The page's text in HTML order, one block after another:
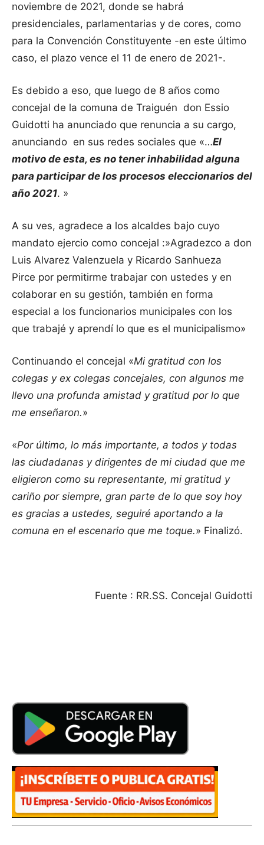
noviembre de 2021, donde se habrá
presidenciales, parlamentarias y de cores, como
para la Convención Constituyente -en este último
caso, el plazo vence el 11 de enero de 2021-.
Es debido a eso, que luego de 8 años como
concejal de la comuna de Traiguén don Essio
Guidotti ha anunciado que renuncia a su cargo,
anunciando en sus redes sociales que «…El
motivo de esta, es no tener inhabilidad alguna
para participar de los procesos eleccionarios del
año 2021. »
A su ves, agradece a los alcaldes bajo cuyo
mandato ejercio como concejal :»Agradezco a don
Luis Alvarez Valenzuela y Ricardo Sanhueza
Pirce por permitirme trabajar con ustedes y en
colaborar en su gestión, también en forma
especial a los funcionarios municipales con los
que trabajé y aprendí lo que es el municipalismo»
Continuando el concejal «Mi gratitud con los
colegas y ex colegas concejales, con algunos me
llevo una profunda amistad y gratitud por lo que
me enseñaron.»
«Por último, lo más importante, a todos y todas
las ciudadanas y dirigentes de mi ciudad que me
eligieron como su representante, mi gratitud y
cariño por siempre, gran parte de lo que soy hoy
es gracias a ustedes, seguiré aportando a la
comuna en el escenario que me toque.» Finalizó.
Fuente : RR.SS. Concejal Guidotti